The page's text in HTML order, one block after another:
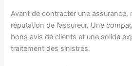
Avant de contracter une assurance,
réputation de l’assureur. Une
bons avis de clients et une solide
traitement des sinistres.